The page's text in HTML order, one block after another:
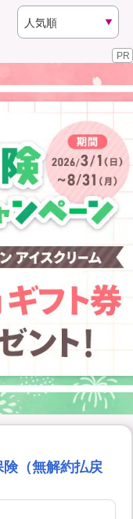
訪問相談
さま専用保険
PR
（無解約払戻